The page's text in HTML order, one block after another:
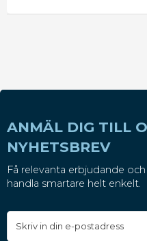
ANMÄL DIG TILL
NYHETSBREV
Få relevanta erbjudande
handla smartare helt enkelt.